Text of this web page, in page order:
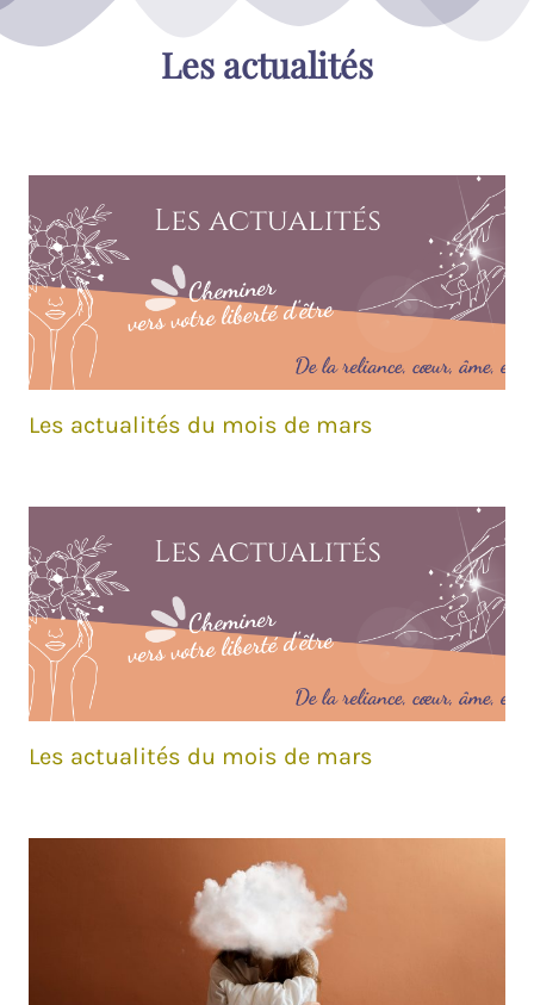
Les actualités
Les actualités du mois de mars
Les actualités du mois de mars